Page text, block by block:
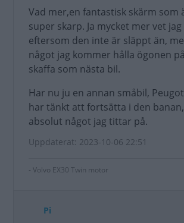
Vad mer,en fantastisk skärm som
super skarp. Ja mycket mer vet
eftersom den inte är släppt än,
något jag kommer hålla ögonen
skaffa som nästa bil.
Har nu ju en annan småbil,
har tänkt att fortsätta i den
absolut något jag tittar på.
Uppdaterat: 2023-10-06 22:51
- Volvo EX30 Twin motor
Pi